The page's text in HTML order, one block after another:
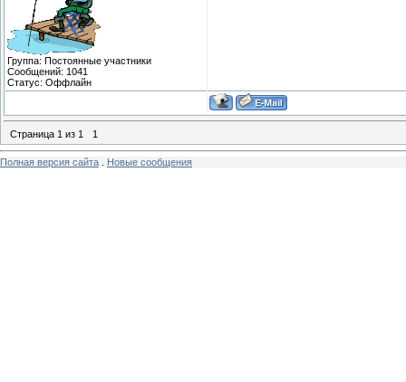
Группа: Постоянные участники
Сообщений: 1041
Статус: Оффлайн
Страница 1 из 1 1
Полная версия сайта Новые сообщения